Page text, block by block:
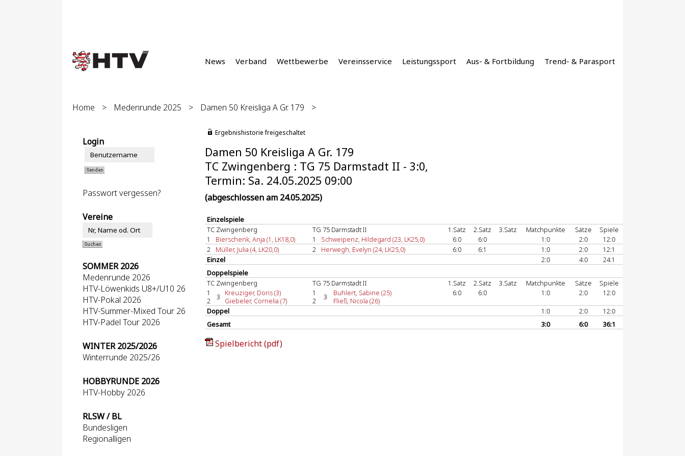
News Verband Wettbewerbe Vereinsservice Leistungssport Aus- & Fortbildung Trend- & Parasport
Home > Medenrunde 2025 > Damen 50 Kreisliga A Gr. 179 >
Login
Passwort vergessen?
Vereine
SOMMER 2026
Medenrunde 2026
HTV-Löwenkids U8+/U10 26
HTV-Pokal 2026
HTV-Summer-Mixed Tour 26
HTV-Padel Tour 2026
WINTER 2025/2026
Winterrunde 2025/26
HOBBYRUNDE 2026
HTV-Hobby 2026
RLSW / BL
Bundesligen
Regionalligen
Ergebnishistorie freigeschaltet
Damen 50 Kreisliga A Gr. 179
TC Zwingenberg : TG 75 Darmstadt II - 3:0,
Termin: Sa. 24.05.2025 09:00
(abgeschlossen am 24.05.2025)
Einzelspiele
TC Zwingenberg
TG 75 Darmstadt II 1.Satz 2.Satz 3.Satz Matchpunkte Sätze
Spiele
1
Bierschenk, Anja (1, LK18,0) 1 Schweipenz, Hildegard (23, LK25,0) 6:0 6:0 1:0 2:0
12:0
2
Müller, Julia (4, LK20,0) 2 Herwegh, Evelyn (24, LK25,0) 6:0 6:1 1:0 2:0
12:1
Einzel
2:0 4:0
24:1
Doppelspiele
TC Zwingenberg
TG 75 Darmstadt II 1.Satz 2.Satz 3.Satz Matchpunkte Sätze
Spiele
1
2
3
Kreuziger, Doris (3)
Giebeler, Cornelia (7)
1
2
3
Buhlert, Sabine (25)
Fließ, Nicola (26)
6:0 6:0 1:0 2:0
12:0
Doppel
1:0 2:0
12:0
Gesamt
3:0 6:0 36:1
Spielbericht (pdf)